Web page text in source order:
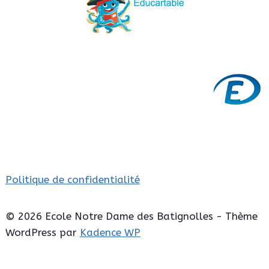
Politique de confidentialité
© 2026 Ecole Notre Dame des Batignolles - Thème
WordPress par Kadence WP